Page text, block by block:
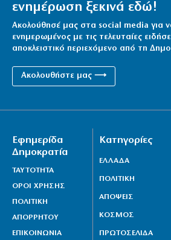
ενημέρωση ξεκινά εδώ!
Ακολούθησέ μας στα social media για
ενημερωμένος με τις τελευταίες
αποκλειστικό περιεχόμενο από τη
Ακολουθήστε μας ⟶
Εφημερίδα
Δημοκρατία
ΤΑΥΤΟΤΗΤΑ
ΟΡΟΙ ΧΡΗΣΗΣ
ΠΟΛΙΤΙΚΗ
ΑΠΟΡΡΗΤΟΥ
ΕΠΙΚΟΙΝΩΝΙΑ
Κατηγορίες
ΕΛΛΑΔΑ
ΠΟΛΙΤΙΚΗ
ΑΠΟΨΕΙΣ
ΚΟΣΜΟΣ
ΠΡΩΤΟΣΕΛΙΔΑ